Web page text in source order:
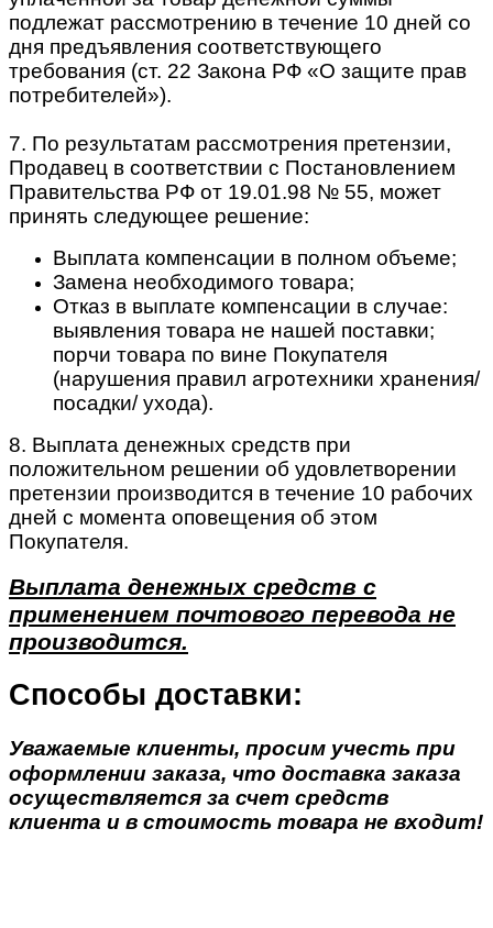
подлежат рассмотрению в течение 10 дней со
дня предъявления соответствующего
требования (ст. 22 Закона РФ «О защите прав
потребителей»).
7. По результатам рассмотрения претензии,
Продавец в соответствии с Постановлением
Правительства РФ от 19.01.98 № 55, может
принять следующее решение:
Выплата компенсации в полном объеме;
Замена необходимого товара;
Отказ в выплате компенсации в случае:
выявления товара не нашей поставки;
порчи товара по вине Покупателя
(нарушения правил агротехники хранения/
посадки/ ухода).
8. Выплата денежных средств при
положительном решении об удовлетворении
претензии производится в течение 10 рабочих
дней с момента оповещения об этом
Покупателя.
Выплата денежных средств с
применением почтового перевода не
производится.
Способы доставки:
Уважаемые клиенты, просим учесть при
оформлении заказа, что доставка заказа
осуществляется за счет средств
клиента и в стоимость товара не входит!